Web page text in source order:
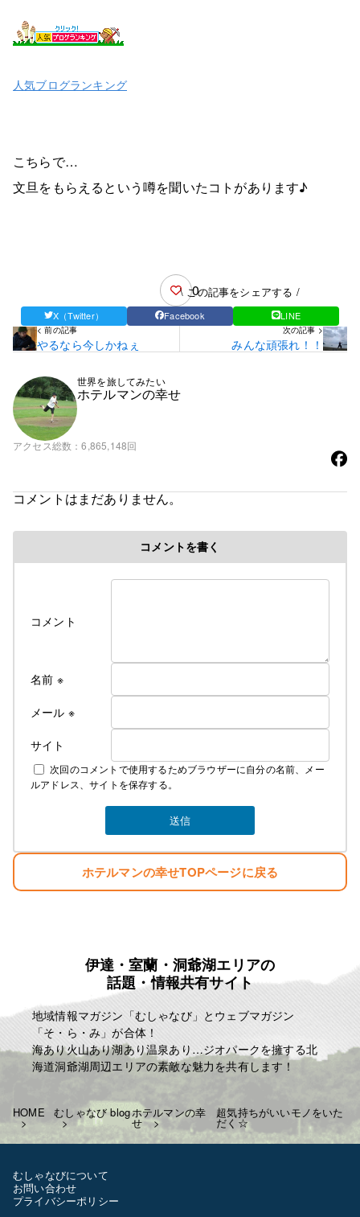
人気ブログランキング
こちらで…
文旦をもらえるという噂を聞いたコトがあります♪
0
\ この記事をシェアする /
X（Twitter） Facebook LINE
< 前の記事
やるなら今しかねぇ
次の記事 >
みんな頑張れ！！
世界を旅してみたい
ホテルマンの幸せ
アクセス総数 6,865,148回
コメントはまだありません。
コメントを書く
コメント
名前 ※
メール ※
サイト
次回のコメントで使用するためブラウザーに自分の名前、メー
ルアドレス、サイトを保存する。
ホテルマンの幸せTOPページに戻る
伊達・室蘭・洞爺湖エリアの
話題・情報共有サイト
地域情報マガジン「むしゃなび」とウェブマガジン
「そ・ら・み」が合体！
海あり火山あり湖あり温泉あり…ジオパークを擁する北
海道洞爺湖周辺エリアの素敵な魅力を共有します！
HOME むしゃなび blogホテルマンの幸
せ
超気持ちがいいモノをいた
だく☆
むしゃなびについて
お問い合わせ
プライバシーポリシー